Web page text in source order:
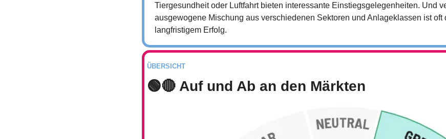
Tiergesundheit oder Luftfahrt bieten interessante Einstiegsgelegenheiten. Und
ausgewogene Mischung aus verschiedenen Sektoren und Anlageklassen ist oft
langfristigem Erfolg.
ÜBERSICHT
🟢🔴 Auf und Ab an den Märkten